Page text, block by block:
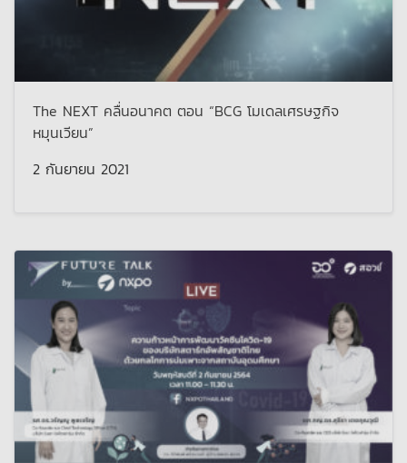
The NEXT คลื่นอนาคต ตอน “BCG โมเดลเศรษฐกิจ
หมุนเวียน”
2 กันยายน 2021